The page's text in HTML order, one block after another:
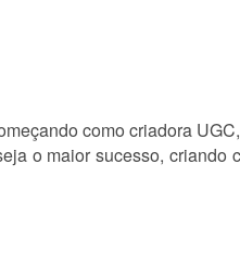
como criadora
o maior sucesso,